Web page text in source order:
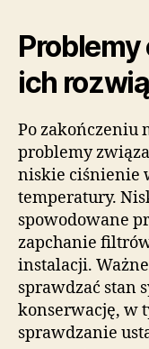
ich
Po zakończeniu
problemy
niskie ciśnienie
temperatury.
spowodowane
zapchanie
instalacji.
sprawdzać stan
konserwację, w
sprawdzanie